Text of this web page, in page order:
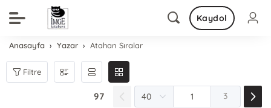
Kaydol
Anasayfa Yazar Atahan Sıralar
Filtre
97 3